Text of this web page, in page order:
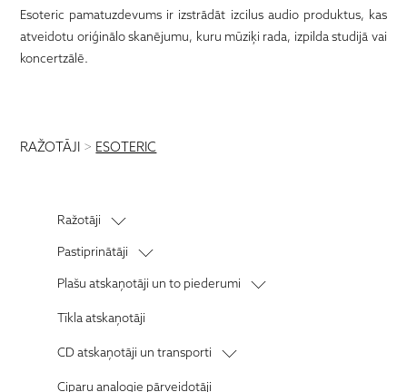
Esoteric pamatuzdevums ir izstrādāt izcilus audio produktus, kas
atveidotu oriģinālo skanējumu, kuru mūziķi rada, izpilda studijā vai
koncertzālē.
RAŽOTĀJI > ESOTERIC
Ražotāji
Audiolab
Audio Note
AM Clean Sound
Audioquest
Pastiprinātāji
Stereo pastiprinātāji
Plašu atskaņotāji un to piederumi
Vinila plašu atskaņotāji
Tīkla atskaņotāji
CD atskaņotāji un transporti
CD atskaņotāji
Ciparu analogie pārveidotāji